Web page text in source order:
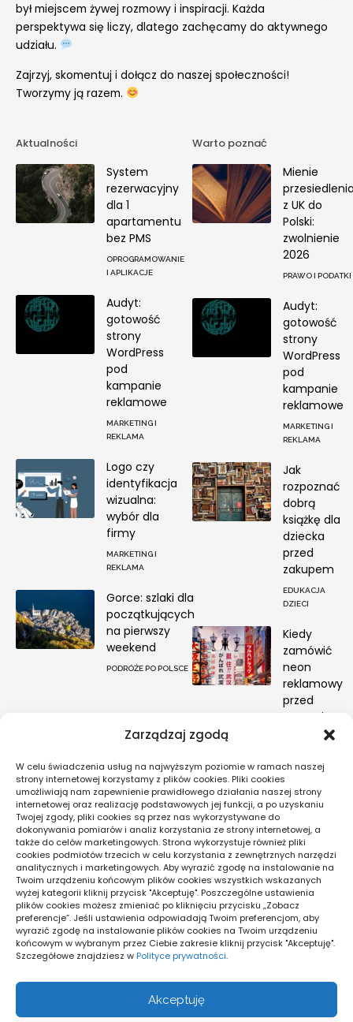
Zarządzaj zgodą
W celu świadczenia usług na najwyższym poziomie w ramach naszej
strony internetowej korzystamy z plików cookies. Pliki cookies
umożliwiają nam zapewnienie prawidłowego działania naszej strony
internetowej oraz realizację podstawowych jej funkcji, a po uzyskaniu
Twojej zgody, pliki cookies są przez nas wykorzystywane do
dokonywania pomiarów i analiz korzystania ze strony internetowej, a
także do celów marketingowych. Strona wykorzystuje również pliki
cookies podmiotów trzecich w celu korzystania z zewnętrznych narzędzi
analitycznych i marketingowych. Aby wyrazić zgodę na instalowanie na
Twoim urządzeniu końcowym plików cookies wszystkich wskazanych
wyżej kategorii kliknij przycisk "Akceptuję". Poszczególne ustawienia
plików cookies możesz zmieniać po kliknięciu przycisku „Zobacz
preferencje”. Jeśli ustawienia odpowiadają Twoim preferencjom, aby
wyrazić zgodę na instalowanie plików cookies na Twoim urządzeniu
końcowym w wybranym przez Ciebie zakresie kliknij przycisk "Akceptuję".
Szczegółowe znajdziesz w Polityce prywatności.
Akceptuję
był miejscem żywej rozmowy i inspiracji. Każda
perspektywa się liczy, dlatego zachęcamy do aktywnego
udziału.
Zajrzyj, skomentuj i dołącz do naszej społeczności!
Tworzymy ją razem.
Aktualności
System
rezerwacyjny
dla 1
apartamentu
bez PMS
OPROGRAMOWANIE
I APLIKACJE
Audyt:
gotowość
strony
WordPress
pod
kampanie
reklamowe
MARKETING I
REKLAMA
Logo czy
identyfikacja
wizualna:
wybór dla
firmy
MARKETING I
REKLAMA
Gorce: szlaki dla
początkujących
na pierwszy
weekend
PODRÓŻE PO POLSCE
Warto poznać
Mienie
z UK do
Polski:
zwolnienie
2026
PRAWO I PODATKI
Audyt:
gotowość
strony
WordPress
pod
kampanie
reklamowe
MARKETING I
REKLAMA
Jak
rozpoznać
dobrą
książkę dla
dziecka
przed
zakupem
EDUKACJA
DZIECI
Kiedy
zamówić
neon
reklamowy
przed
otwarciem
REKLAMA
Pogoda
16°C
Warszawa
Zachmurzenie Małe
17 _ 12°
71%
1 km/h